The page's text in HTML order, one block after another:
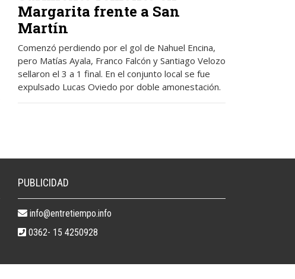
Margarita frente a San
Martín
Comenzó perdiendo por el gol de Nahuel Encina,
pero Matías Ayala, Franco Falcón y Santiago Velozo
sellaron el 3 a 1 final. En el conjunto local se fue
expulsado Lucas Oviedo por doble amonestación.
PUBLICIDAD
info@entretiempo.info
0362- 15 4250928